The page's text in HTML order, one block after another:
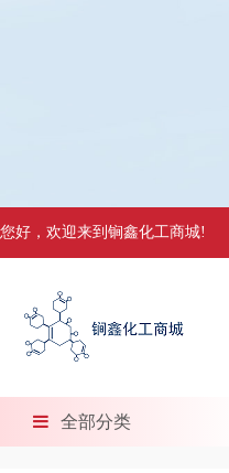
您好，欢迎来到锏鑫化工商城!
全部分类